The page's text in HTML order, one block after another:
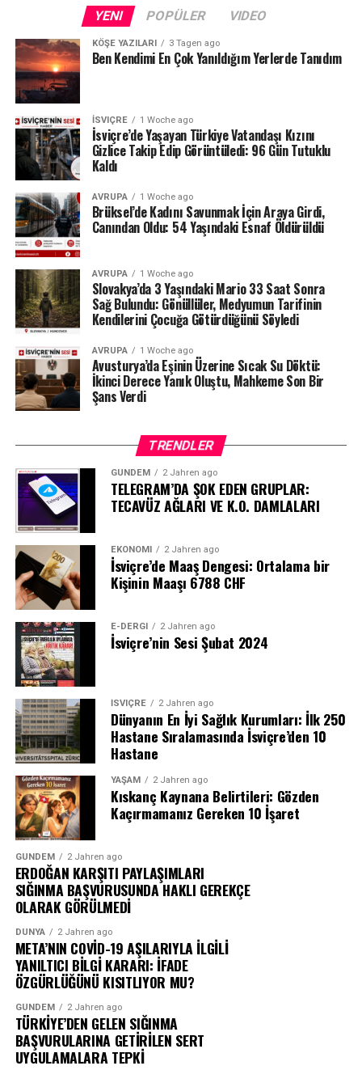
des Brenets de son derece düşük su seviyeleriyle karşı
karşıya.
24 Temmuz ölçümlerinde göl seviyesi denizden 742,13
metre, çıkıştaki su debisi ise yalnızca saniyede 1,2
metreküp olarak kaydedildi. Su seviyesinin düşmesi
nedeniyle göldeki tekne seferleri de durduruldu.
Lac des Brenets daha önce de uzun kuraklık
dönemlerinde benzer sorunlar yaşamış, özellikle 2022
yazında su seviyesi ciddi şekilde gerilemişti.
Ren Şelalesi’ndeki son durum ise İsviçre’de devam eden
yağış eksikliğinin nehir ve göller üzerindeki etkisini
gözler önüne seriyor.
Kaynak: BAFU / BRK News
YENI POPÜLER VIDEO
KÖŞE YAZILARI 3 Tagen ago
Ben Kendimi En Çok Yanıldığım Yerlerde Tanıdım
İSVIÇRE 1 Woche ago
İsviçre’de Yaşayan Türkiye Vatandaşı Kızını
Gizlice Takip Edip Görüntüledi: 96 Gün Tutuklu
Kaldı
AVRUPA 1 Woche ago
Brüksel’de Kadını Savunmak İçin Araya Girdi,
Canından Oldu: 54 Yaşındaki Esnaf Öldürüldü
AVRUPA 1 Woche ago
Slovakya’da 3 Yaşındaki Mario 33 Saat Sonra
Sağ Bulundu: Gönüllüler, Medyumun Tarifinin
Kendilerini Çocuğa Götürdüğünü Söyledi
AVRUPA 1 Woche ago
Avusturya’da Eşinin Üzerine Sıcak Su Döktü:
İkinci Derece Yanık Oluştu, Mahkeme Son Bir
Şans Verdi
TRENDLER
GÜNDEM 2 Jahren ago
TELEGRAM’DA ŞOK EDEN GRUPLAR:
TECAVÜZ AĞLARI VE K.O. DAMLALARI
EKONOMI 2 Jahren ago
İsviçre’de Maaş Dengesi: Ortalama bir
Kişinin Maaşı 6788 CHF
E-DERGI 2 Jahren ago
İsviçre’nin Sesi Şubat 2024
İSVIÇRE 2 Jahren ago
Dünyanın En İyi Sağlık Kurumları: İlk 250
Hastane Sıralamasında İsviçre’den 10
Hastane
YAŞAM 2 Jahren ago
Kıskanç Kaynana Belirtileri: Gözden
Kaçırmamanız Gereken 10 İşaret
GÜNDEM 2 Jahren ago
ERDOĞAN KARŞITI PAYLAŞIMLARI
SIĞINMA BAŞVURUSUNDA HAKLI GEREKÇE
OLARAK GÖRÜLMEDİ
DÜNYA 2 Jahren ago
META’NIN COVİD-19 AŞILARIYLA İLGİLİ
YANILTICI BİLGİ KARARI: İFADE
ÖZGÜRLÜĞÜNÜ KISITLIYOR MU?
GÜNDEM 2 Jahren ago
TÜRKİYE’DEN GELEN SIĞINMA
BAŞVURULARINA GETİRİLEN SERT
UYGULAMALARA TEPKİ